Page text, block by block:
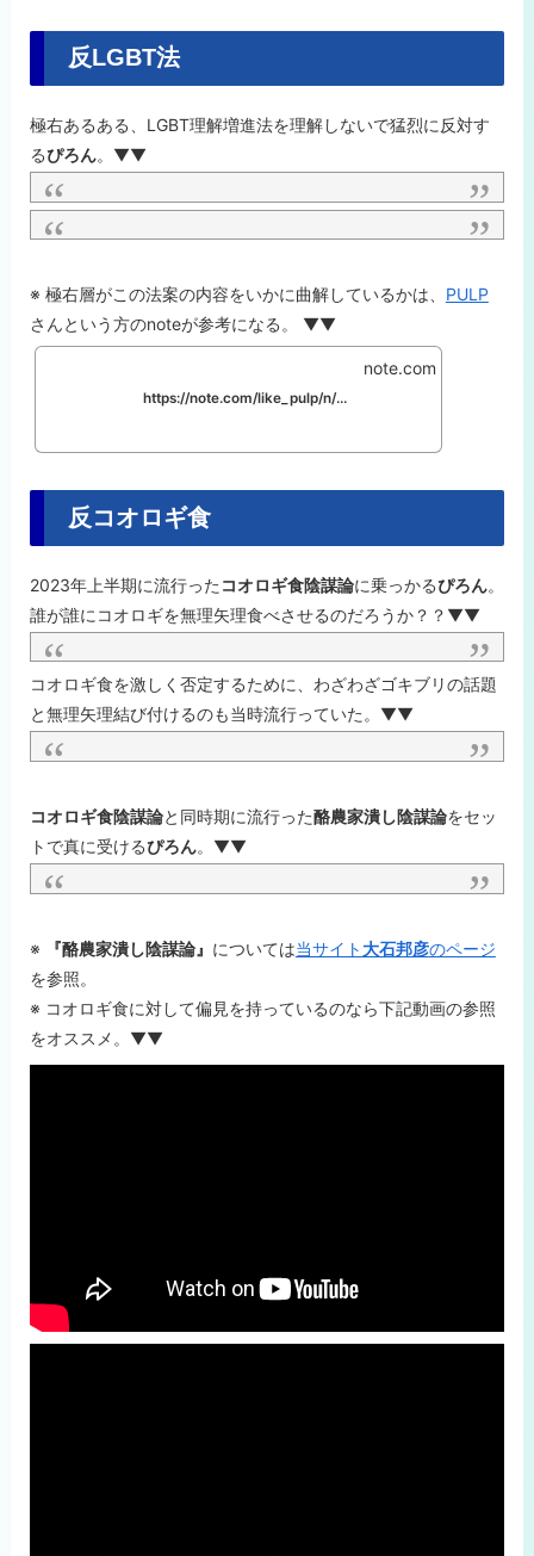
反LGBT法
極右あるある、LGBT理解増進法を理解しないで猛烈に反対す
るぴろん。▼▼
※ 極右層がこの法案の内容をいかに曲解しているかは、 PULP
さんという方のnoteが参考になる。 ▼▼
https://note.com/like_pulp/n/n263687f8dab7
note.com
反コオロギ食
2023年上半期に流行った コオロギ食陰謀論に乗っかるぴろん。
誰が誰にコオロギを無理矢理食べさせるのだろうか？？▼▼
コオロギ食を激しく否定するために、わざわざゴキブリの話題
と無理矢理結び付けるのも当時流行っていた。▼▼
コオロギ食陰謀論と同時期に流行った酪農家潰し陰謀論をセッ
トで真に受けるぴろん。▼▼
※ 『酪農家潰し陰謀論』 については当サイト 大石邦彦のページ
を参照。
※ コオロギ食に対して偏見を持っているのなら下記動画の参照
をオススメ。▼▼